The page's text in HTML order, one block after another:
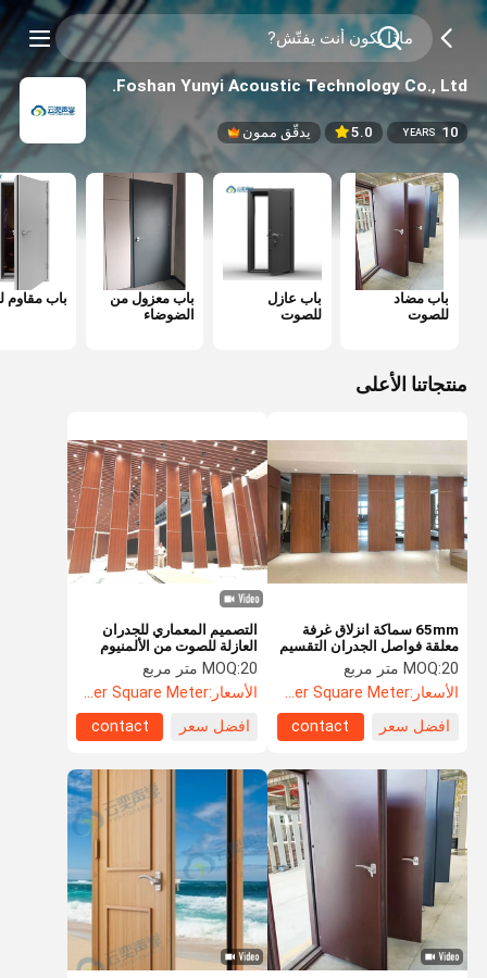
Foshan Yunyi Acoustic Technology Co., Ltd.
10
YEARS
5.0 يدقّق ممون
باب مضاد
للصوت
باب عازل
للصوت
باب معزول من
الضوضاء
باب مقاوم
منتجاتنا الأعلى
التصميم المعماري للجدران
العازلة للصوت من الألمنيوم
MOQ:20 متر مربع
الأسعار:US$135.8 Per Square Meter
افضل سعر
contact
65mm سماكة انزلاق غرفة
معلقة فواصل الجدران التقسيم
شهادة CE
MOQ:20 متر مربع
الأسعار:US$85.5 Per Square Meter
افضل سعر
contact